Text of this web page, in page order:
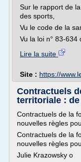
Sur le rapport de
des sports,
Vu le code de la
Vu la loi n° 83-634
Lire la suite
Site : https://
Contractuels
territoriale : de
Contractuels de la
nouvelles règles
Contractuels de la
nouvelles règles
Julie Krazowsky o